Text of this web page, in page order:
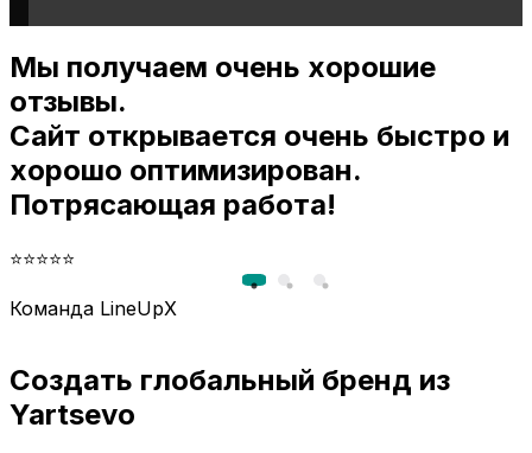
Мы получаем очень хорошие
отзывы.
Сайт открывается очень быстро и
хорошо оптимизирован.
Потрясающая работа!
⭐⭐⭐⭐⭐
Команда LineUpX
Создать глобальный бренд из
Yartsevo